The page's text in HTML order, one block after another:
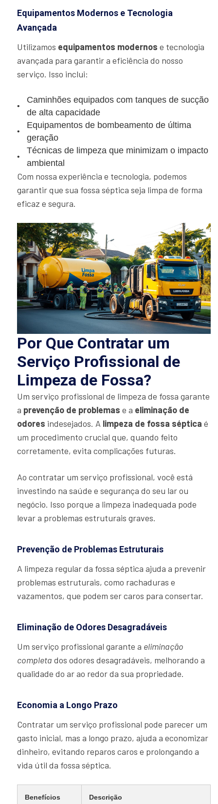
Equipamentos Modernos e Tecnologia
Avançada
Utilizamos equipamentos modernos e tecnologia
avançada para garantir a eficiência do nosso
serviço. Isso inclui:
Caminhões equipados com tanques de sucção
de alta capacidade
Equipamentos de bombeamento de última
geração
Técnicas de limpeza que minimizam o impacto
ambiental
Com nossa experiência e tecnologia, podemos
garantir que sua fossa séptica seja limpa de forma
eficaz e segura.
Por Que Contratar um
Serviço Profissional de
Limpeza de Fossa?
Um serviço profissional de limpeza de fossa garante
a prevenção de problemas e a eliminação de
odores indesejados. A limpeza de fossa séptica é
um procedimento crucial que, quando feito
corretamente, evita complicações futuras.
Ao contratar um serviço profissional, você está
investindo na saúde e segurança do seu lar ou
negócio. Isso porque a limpeza inadequada pode
levar a problemas estruturais graves.
Prevenção de Problemas Estruturais
A limpeza regular da fossa séptica ajuda a prevenir
problemas estruturais, como rachaduras e
vazamentos, que podem ser caros para consertar.
Eliminação de Odores Desagradáveis
Um serviço profissional garante a eliminação
completa dos odores desagradáveis, melhorando a
qualidade do ar ao redor da sua propriedade.
Economia a Longo Prazo
Contratar um serviço profissional pode parecer um
gasto inicial, mas a longo prazo, ajuda a economizar
dinheiro, evitando reparos caros e prolongando a
vida útil da fossa séptica.
Benefícios Descrição